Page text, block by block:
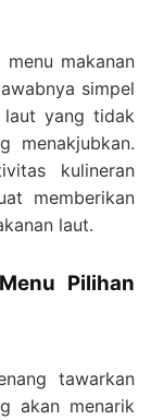
makanan
simpel
laut yang tidak
menakjubkan.
kulineran
memberikan
laut.
Pilihan
tawarkan
akan menarik